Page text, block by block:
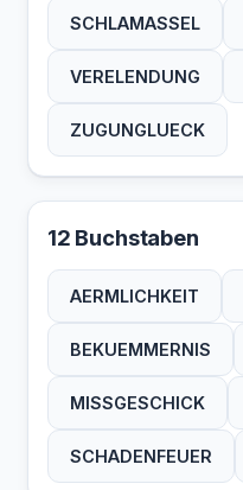
SCHLAMASSEL
VERELENDUNG
ZUGUNGLUECK
12 Buchstaben
AERMLICHKEIT
BEKUEMMERNIS
MISSGESCHICK
SCHADENFEUER